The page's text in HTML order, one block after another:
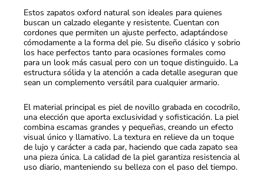
Estos zapatos oxford natural son ideales para quienes
buscan un calzado elegante y resistente. Cuentan con
cordones que permiten un ajuste perfecto, adaptándose
cómodamente a la forma del pie. Su diseño clásico y sobrio
los hace perfectos tanto para ocasiones formales como
para un look más casual pero con un toque distinguido. La
estructura sólida y la atención a cada detalle aseguran que
sean un complemento versátil para cualquier armario.
El material principal es piel de novillo grabada en cocodrilo,
una elección que aporta exclusividad y sofisticación. La piel
combina escamas grandes y pequeñas, creando un efecto
visual único y llamativo. La textura en relieve da un toque
de lujo y carácter a cada par, haciendo que cada zapato sea
una pieza única. La calidad de la piel garantiza resistencia al
uso diario, manteniendo su belleza con el paso del tiempo.